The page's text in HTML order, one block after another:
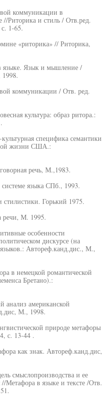
коммуникации в
//Риторика и стиль / Отв.ред.
1-65.
«риторика» // Риторика,
языке. Язык и мышление /
коммуникации / Отв. ред.
культура: образ ритора.:
специфика семантики
жизни США.:
речь, М.,1983.
языка СПб., 1993.
Горький 1975.
речи, М. 1995.
особенности
дискурсе (на
Автореф.канд.дис., М.,
в немецкой романтической
Бретано).:
анализ американской
М., 1998.
природе метафоры
с. 13-44 .
как знак. Автореф.канд.дис,
смыслопроизводства и ее
Метафора в языке и тексте /Отв.